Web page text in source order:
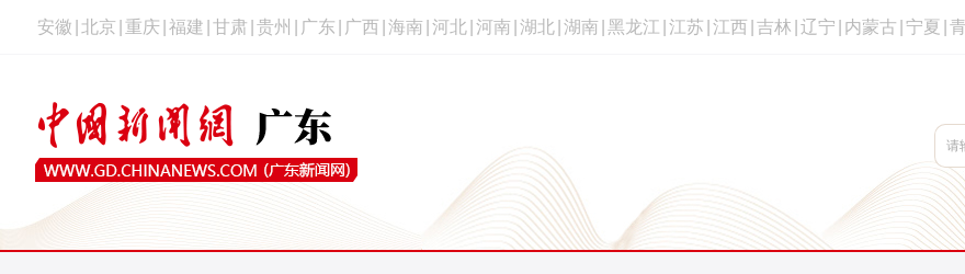
安徽 北京 重庆 福建 甘肃 贵州 广东 广西 海南 河北 河南 湖北 湖南 黑龙江 江苏 江西 吉林 辽宁 内蒙古 宁夏